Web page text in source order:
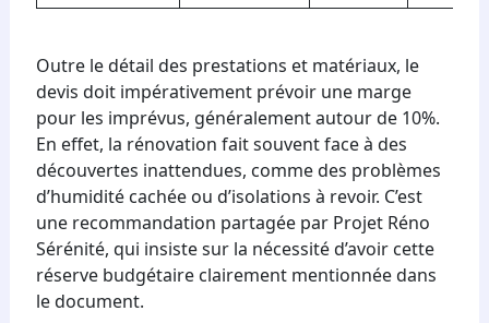
Outre le détail des prestations et matériaux, le
devis doit impérativement prévoir une marge
pour les imprévus, généralement autour de 10%.
En effet, la rénovation fait souvent face à des
découvertes inattendues, comme des problèmes
d’humidité cachée ou d’isolations à revoir. C’est
une recommandation partagée par Projet Réno
Sérénité, qui insiste sur la nécessité d’avoir cette
réserve budgétaire clairement mentionnée dans
le document.